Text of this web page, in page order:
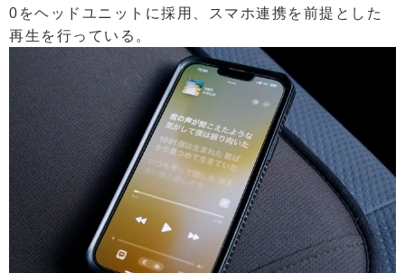
0をヘッドユニットに採用、スマホ連携を前提とした
再生を行っている。